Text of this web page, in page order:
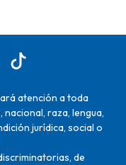
atención a toda
raza, lengua,
jurídica, social o
de